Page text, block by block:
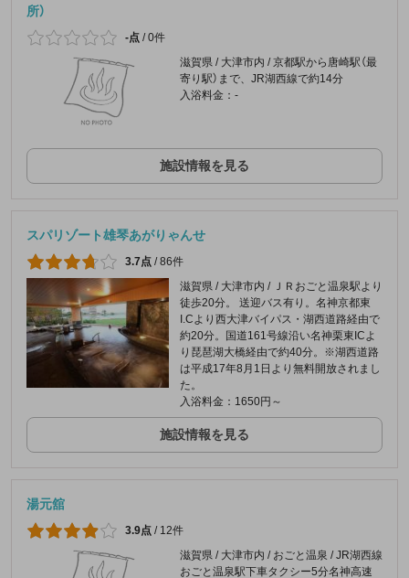
所）
-点 /0件
滋賀県 / 大津市内 / 京都駅から唐崎駅（最
寄り駅）まで、JR湖西線で約14分
入浴料金：-
施設情報を見る
スパリゾート雄琴あがりゃんせ
3.7点 /86件
滋賀県 / 大津市内 / ＪＲおごと温泉駅より
徒歩20分。 送迎バス有り。名神京都東
I.Cより西大津バイパス・湖西道路経由で
約20分。国道161号線沿い名神栗東ICよ
り琵琶湖大橋経由で約40分。※湖西道路
は平成17年8月1日より無料開放されまし
た。
入浴料金：1650円～
施設情報を見る
湯元舘
3.9点 / 12件
滋賀県 / 大津市内 / おごと温泉 / JR湖西線
おごと温泉駅下車タクシー5分名神高速